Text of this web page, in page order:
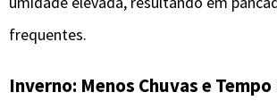
frequentes.
Inverno: Menos Chuvas e